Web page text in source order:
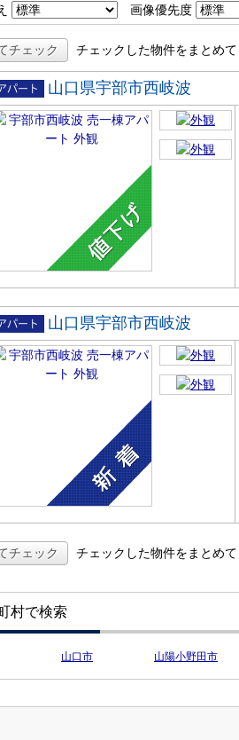
画像優先度
チェック チェックした物件をまとめて
一棟ア
ート
山口県宇部市西岐波
一棟ア
ート
山口県宇部市西岐波
チェック チェックした物件をまとめて
村で検索
山口市 山陽小野田市